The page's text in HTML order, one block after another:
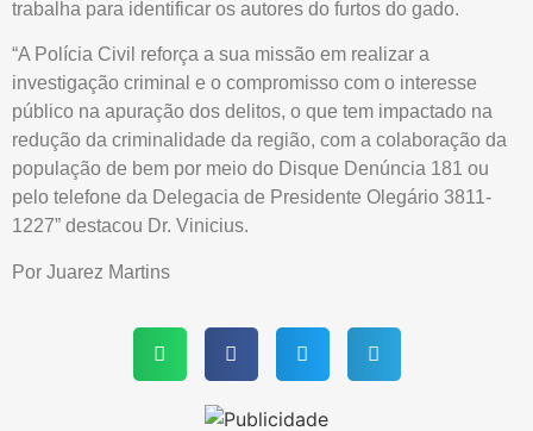
trabalha para identificar os autores do furtos do gado.
“A Polícia Civil reforça a sua missão em realizar a
investigação criminal e o compromisso com o interesse
público na apuração dos delitos, o que tem impactado na
redução da criminalidade da região, com a colaboração da
população de bem por meio do Disque Denúncia 181 ou
pelo telefone da Delegacia de Presidente Olegário 3811-
1227” destacou Dr. Vinicius.
Por Juarez Martins